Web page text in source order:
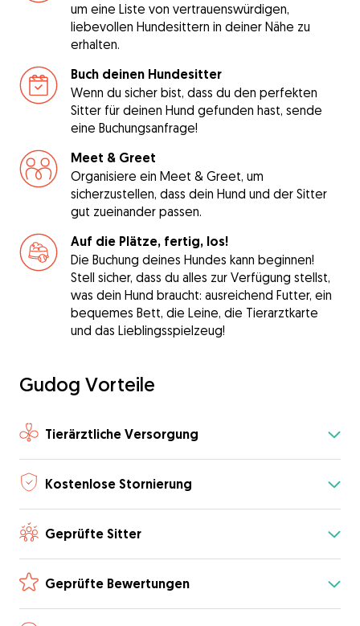
um eine Liste von vertrauenswürdigen,
liebevollen Hundesittern in deiner Nähe zu
erhalten.
Buch deinen Hundesitter
Wenn du sicher bist, dass du den perfekten
Sitter für deinen Hund gefunden hast, sende
eine Buchungsanfrage!
Meet & Greet
Organisiere ein Meet & Greet, um
sicherzustellen, dass dein Hund und der Sitter
gut zueinander passen.
Auf die Plätze, fertig, los!
Die Buchung deines Hundes kann beginnen!
Stell sicher, dass du alles zur Verfügung stellst,
was dein Hund braucht: ausreichend Futter, ein
bequemes Bett, die Leine, die Tierarztkarte
und das Lieblingsspielzeug!
Gudog Vorteile
Tierärztliche Versorgung
Kostenlose Stornierung
Geprüfte Sitter
Geprüfte Bewertungen